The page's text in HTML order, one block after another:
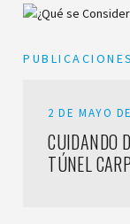
2 DE MAYO
CUIDANDO
TÚNEL